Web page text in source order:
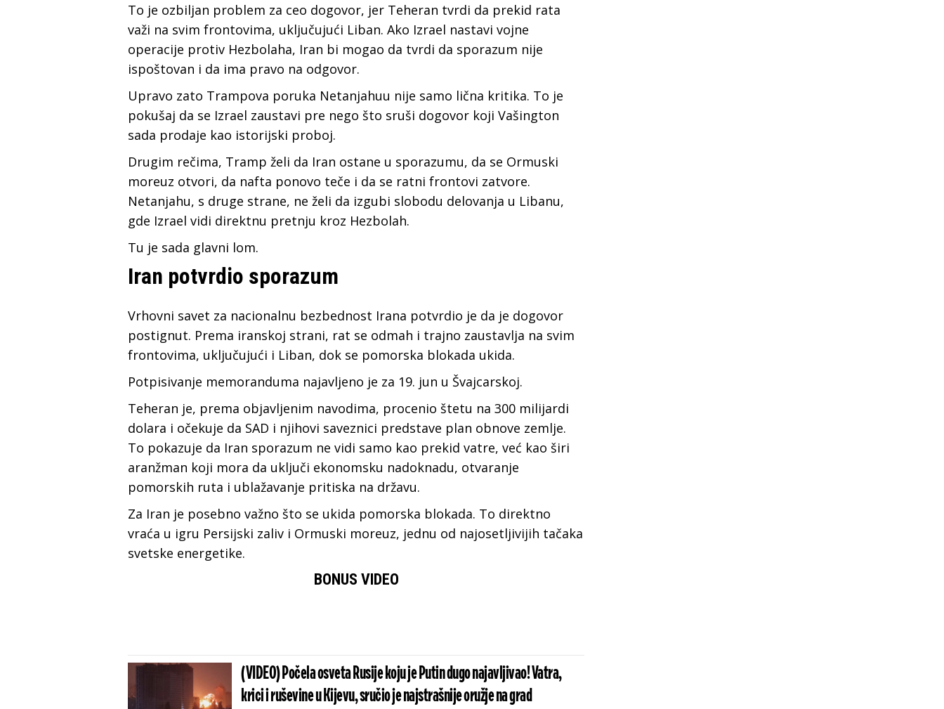
To je ozbiljan problem za ceo dogovor, jer Teheran tvrdi da prekid rata
važi na svim frontovima, uključujući Liban. Ako Izrael nastavi vojne
operacije protiv Hezbolaha, Iran bi mogao da tvrdi da sporazum nije
ispoštovan i da ima pravo na odgovor.
Upravo zato Trampova poruka Netanjahuu nije samo lična kritika. To je
pokušaj da se Izrael zaustavi pre nego što sruši dogovor koji Vašington
sada prodaje kao istorijski proboj.
Drugim rečima, Tramp želi da Iran ostane u sporazumu, da se Ormuski
moreuz otvori, da nafta ponovo teče i da se ratni frontovi zatvore.
Netanjahu, s druge strane, ne želi da izgubi slobodu delovanja u Libanu,
gde Izrael vidi direktnu pretnju kroz Hezbolah.
Tu je sada glavni lom.
Iran potvrdio sporazum
Vrhovni savet za nacionalnu bezbednost Irana potvrdio je da je dogovor
postignut. Prema iranskoj strani, rat se odmah i trajno zaustavlja na svim
frontovima, uključujući i Liban, dok se pomorska blokada ukida.
Potpisivanje memoranduma najavljeno je za 19. jun u Švajcarskoj.
Teheran je, prema objavljenim navodima, procenio štetu na 300 milijardi
dolara i očekuje da SAD i njihovi saveznici predstave plan obnove zemlje.
To pokazuje da Iran sporazum ne vidi samo kao prekid vatre, već kao širi
aranžman koji mora da uključi ekonomsku nadoknadu, otvaranje
pomorskih ruta i ublažavanje pritiska na državu.
Za Iran je posebno važno što se ukida pomorska blokada. To direktno
vraća u igru Persijski zaliv i Ormuski moreuz, jednu od najosetljivijih tačaka
svetske energetike.
BONUS VIDEO
(VIDEO) Počela osveta Rusije koju je Putin dugo najavljivao! Vatra,
krici i ruševine u Kijevu, sručio je najstrašnije oružje na grad